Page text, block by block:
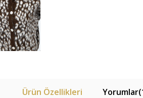
Ürün Özellikleri Yorumlar